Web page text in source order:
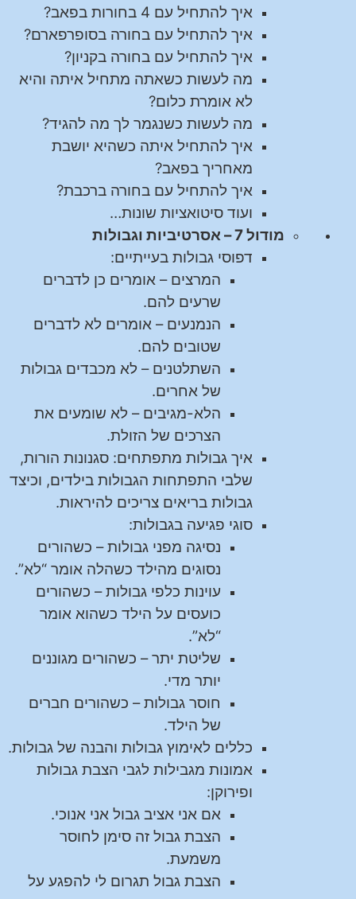
איך להתחיל עם 4 בחורות בפאב?
איך להתחיל עם בחורה בסופרפארם?
איך להתחיל עם בחורה בקניון?
מה לעשות כשאתה מתחיל איתה והיא
לא אומרת כלום?
מה לעשות כשנגמר לך מה להגיד?
איך להתחיל איתה כשהיא יושבת
מאחריך בפאב?
איך להתחיל עם בחורה ברכבת?
ועוד סיטואציות שונות…
מודול 7 – אסרטיביות וגבולות
דפוסי גבולות בעייתיים:
המרצים – אומרים כן לדברים
שרעים להם.
הנמנעים – אומרים לא לדברים
שטובים להם.
השתלטנים – לא מכבדים גבולות
של אחרים.
הלא-מגיבים – לא שומעים את
הצרכים של הזולת.
איך גבולות מתפתחים: סגנונות הורות,
שלבי התפתחות הגבולות בילדים, וכיצד
גבולות בריאים צריכים להיראות.
סוגי פגיעה בגבולות:
נסיגה מפני גבולות – כשהורים
נסוגים מהילד כשהלה אומר “לא”.
עוינות כלפי גבולות – כשהורים
כועסים על הילד כשהוא אומר
“לא”.
שליטת יתר – כשהורים מגוננים
יותר מדי.
חוסר גבולות – כשהורים חברים
של הילד.
כללים לאימוץ גבולות והבנה של גבולות.
אמונות מגבילות לגבי הצבת גבולות
ופירוקן:
אם אני אציב גבול אני אנוכי.
הצבת גבול זה סימן לחוסר
משמעת.
הצבת גבול תגרום לי להפגע על